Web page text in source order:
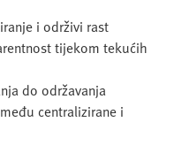
i održivi rast
tijekom tekućih
do održavanja
centralizirane i